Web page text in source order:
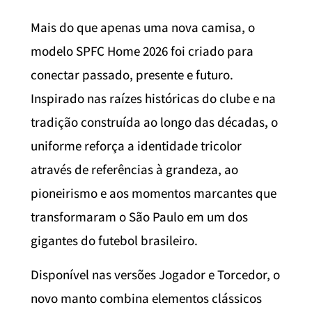
Mais do que apenas uma nova camisa, o
modelo SPFC Home 2026 foi criado para
conectar passado, presente e futuro.
Inspirado nas raízes históricas do clube e na
tradição construída ao longo das décadas, o
uniforme reforça a identidade tricolor
através de referências à grandeza, ao
pioneirismo e aos momentos marcantes que
transformaram o São Paulo em um dos
gigantes do futebol brasileiro.
Disponível nas versões Jogador e Torcedor, o
novo manto combina elementos clássicos